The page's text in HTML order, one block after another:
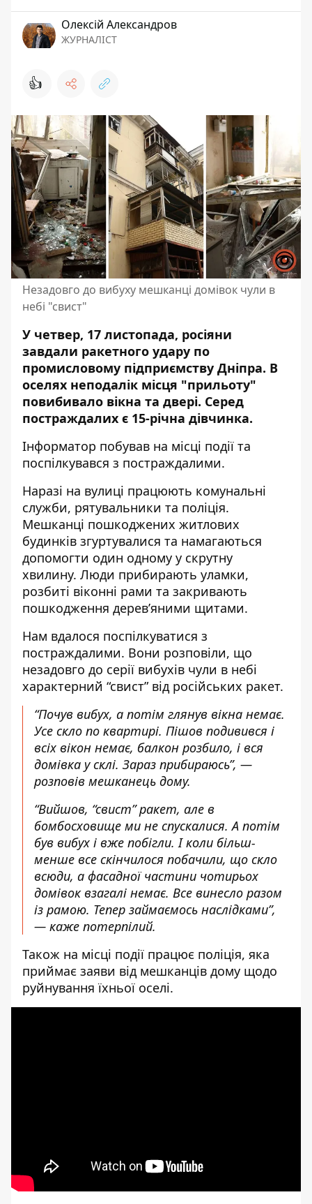
Олексій Александров
ЖУРНАЛІСТ
👍
Незадовго до вибуху мешканці домівок чули в
небі "свист"
У четвер, 17 листопада, росіяни
завдали ракетного удару по
промисловому підприємству Дніпра. В
оселях неподалік місця "прильоту"
повибивало вікна та двері. Серед
постраждалих є 15-річна дівчинка.
Інформатор побував на місці події та
поспілкувався з постраждалими.
Наразі на вулиці працюють комунальні
служби, рятувальники та поліція.
Мешканці пошкоджених житлових
будинків згуртувалися та намагаються
допомогти один одному у скрутну
хвилину. Люди прибирають уламки,
розбиті віконні рами та закривають
пошкодження дерев’яними щитами.
Нам вдалося поспілкуватися з
постраждалими. Вони розповіли, що
незадовго до серії вибухів чули в небі
характерний “свист” від російських ракет.
“Почув вибух, а потім глянув вікна немає.
Усе скло по квартирі. Пішов подивився і
всіх вікон немає, балкон розбило, і вся
домівка у склі. Зараз прибираюсь”, —
розповів мешканець дому.
“Вийшов, “свист” ракет, але в
бомбосховище ми не спускалися. А потім
був вибух і вже побігли. І коли більш-
менше все скінчилося побачили, що скло
всюди, а фасадної частини чотирьох
домівок взагалі немає. Все винесло разом
із рамою. Тепер займаємось наслідками”,
— каже потерпілий.
Також на місці події працює поліція, яка
приймає заяви від мешканців дому щодо
руйнування їхньої оселі.